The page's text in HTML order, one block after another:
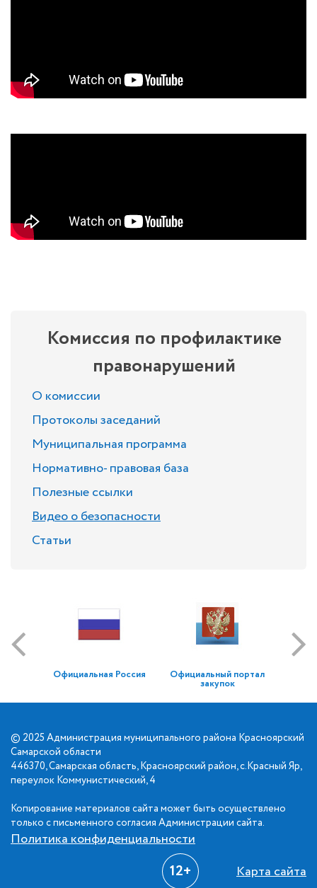
Комиссия по профилактике
правонарушений
О комиссии
Протоколы заседаний
Муниципальная программа
Нормативно- правовая база
Полезные ссылки
Видео о безопасности
Статьи
Официальная Россия Официальный портал
закупок
© 2025 Администрация муниципального района Красноярский
Самарской области
446370, Самарская область, Красноярский район, с.Красный Яр,
переулок Коммунистический, 4
Копирование материалов сайта может быть осуществлено
только с письменного согласия Администрации сайта.
Политика конфиденциальности
12+ Карта сайта